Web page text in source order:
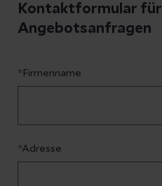
Kontaktformular für
Angebotsanfragen
*Firmenname
*Adresse